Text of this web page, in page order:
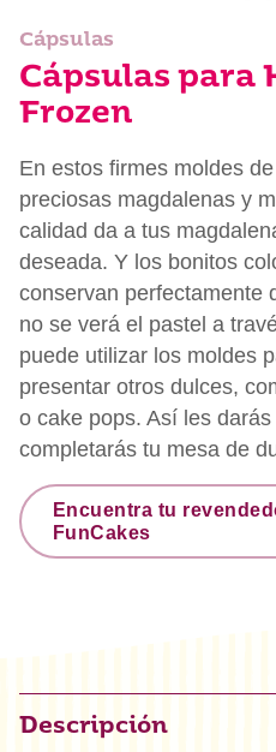
Cápsulas
Cápsulas para
Frozen
En estos firmes moldes
preciosas magdalenas y
calidad da a tus
deseada. Y los bonitos
conservan perfectamente
no se verá el pastel a
puede utilizar los moldes
presentar otros dulces,
o cake pops. Así les
completarás tu mesa de
Encuentra tu
FunCakes
Descripción